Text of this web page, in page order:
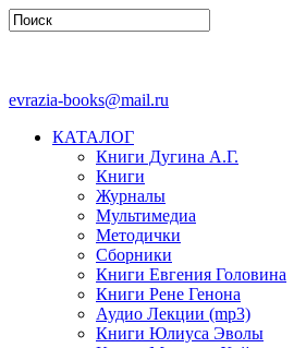
evrazia-books@mail.ru
КАТАЛОГ
Книги Дугина А.Г.
Книги
Журналы
Мультимедиа
Методички
Сборники
Книги Евгения Головина
Книги Рене Генона
Аудио Лекции (mp3)
Книги Юлиуса Эволы